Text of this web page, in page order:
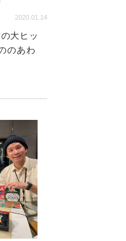
2020.01.14
大ヒッ
のあわ